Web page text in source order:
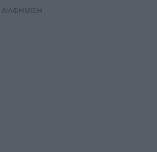
ΔΙΑΦΗΜΙΣΗ